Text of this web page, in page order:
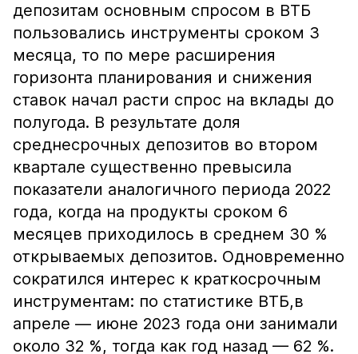
депозитам основным спросом в ВТБ
пользовались инструменты сроком 3
месяца, то по мере расширения
горизонта планирования и снижения
ставок начал расти спрос на вклады до
полугода. В результате доля
среднесрочных депозитов во втором
квартале существенно превысила
показатели аналогичного периода 2022
года, когда на продукты сроком 6
месяцев приходилось в среднем 30 %
открываемых депозитов. Одновременно
сократился интерес к краткосрочным
инструментам: по статистике ВТБ,в
апреле — июне 2023 года они занимали
около 32 %, тогда как год назад — 62 %.